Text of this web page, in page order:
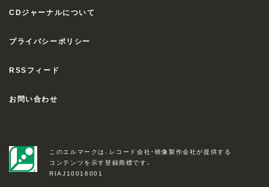
CDジャーナルについて
プライバシーポリシー
RSSフィード
お問い合わせ
このエルマークは、レコード会社・映像製作会社が提供する
コンテンツを示す登録商標です。
RIAJ10016001